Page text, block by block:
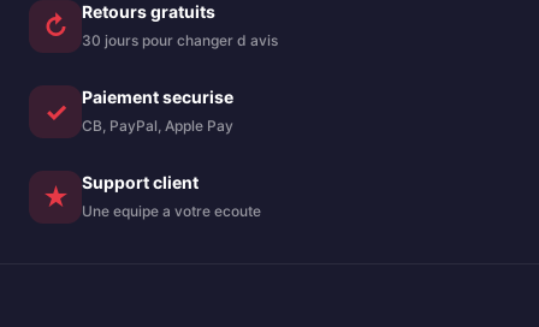
↻ Retours gratuits
30 jours pour changer d avis
✓ Paiement securise
CB, PayPal, Apple Pay
★ Support client
Une equipe a votre ecoute